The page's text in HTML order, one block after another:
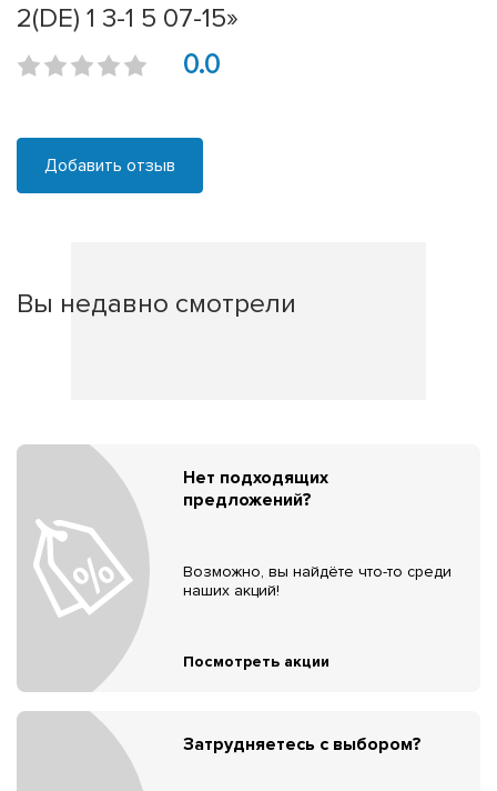
2(DE) 1 3-1 5 07-15»
0.0
Добавить отзыв
Вы недавно смотрели
Нет подходящих
предложений?
Возможно, вы найдёте что-то среди
наших акций!
Посмотреть акции
Затрудняетесь с выбором?